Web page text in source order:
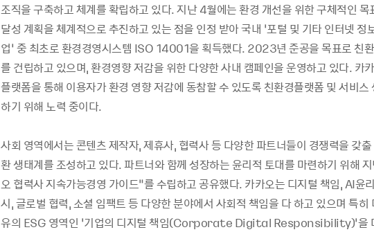
조직을 구축하고 체계를 확립하고 있다. 지난 4월에는 환경 개선을 위한 구체적인 목
달성 계획을 체계적으로 추진하고 있는 점을 인정 받아 국내 ‘포털 및 기타 인터넷 정
업’ 중 최초로 환경경영시스템 ISO 14001을 획득했다. 2023년 준공을 목표로 친
를 건립하고 있으며, 환경영향 저감을 위한 다양한 사내 캠페인을 운영하고 있다. 카
플랫폼을 통해 이용자가 환경 영향 저감에 동참할 수 있도록 친환경플랫폼 및 서비스
하기 위해 노력 중이다.
사회 영역에서는 콘텐츠 제작자, 제휴사, 협력사 등 다양한 파트너들이 경쟁력을 갖
환 생태계를 조성하고 있다. 파트너와 함께 성장하는 윤리적 토대를 마련하기 위해
오 협력사 지속가능경영 가이드”를 수립하고 공유했다. 카카오는 디지털 책임, AI윤
시, 글로벌 협력, 소셜 임팩트 등 다양한 분야에서 사회적 책임을 다 하고 있으며 특히
유의 ESG 영역인 ‘기업의 디지털 책임(Corporate Digital Responsibility)’을